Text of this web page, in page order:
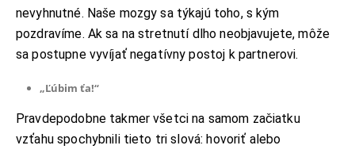
nevyhnutné. Naše mozgy sa týkajú toho, s kým
pozdravíme. Ak sa na stretnutí dlho neobjavujete, môže
sa postupne vyvíjať negatívny postoj k partnerovi.
„Ľúbim ťa!“
Pravdepodobne takmer všetci na samom začiatku
vzťahu spochybnili tieto tri slová: hovoriť alebo